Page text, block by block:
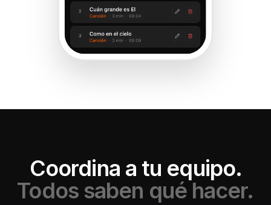
Coordina a tu equipo.
Todos saben qué hacer.